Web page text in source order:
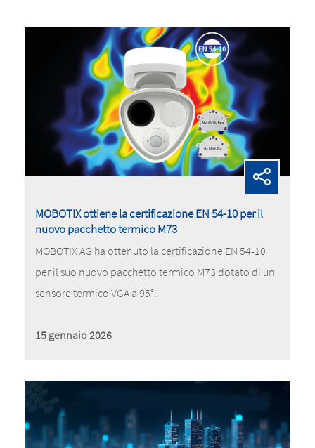
MOBOTIX ottiene la certificazione EN 54-10 per il
nuovo pacchetto termico M73
MOBOTIX AG ha ottenuto la certificazione EN 54-10
per il suo nuovo pacchetto termico M73 dotato di un
sensore termico VGA a 95°.
15 gennaio 2026